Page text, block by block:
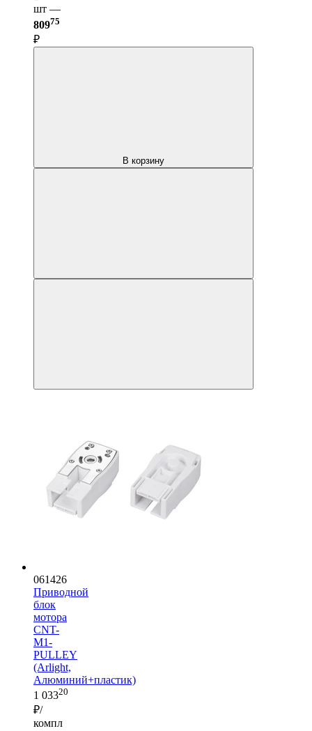
шт —
80975
₽
В корзину
061426
Приводной
блок
мотора
CNT-
M1-
PULLEY
(Arlight,
Алюминий+пластик)
1 03320
₽/
компл